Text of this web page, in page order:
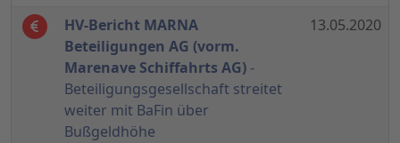
HV-Bericht MARNA
Beteiligungen AG (vorm.
Marenave Schiffahrts AG) -
Beteiligungsgesellschaft streitet
weiter mit BaFin über
Bußgeldhöhe
13.05.2020